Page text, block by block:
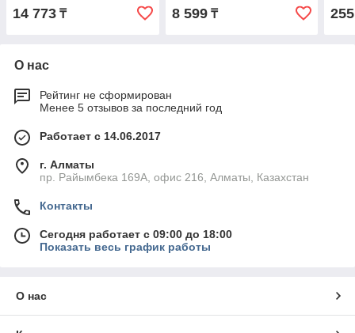
14 773 ₸ 8 599₸
О нас
Рейтинг не сформирован
Менее 5 отзывов за последний год
Работает с 14.06.2017
г. Алматы
пр. Райымбека 169А, офис 216, Алматы, Казахстан
Контакты
Сегодня работает с 09:00 до 18:00
Показать весь график работы
О нас